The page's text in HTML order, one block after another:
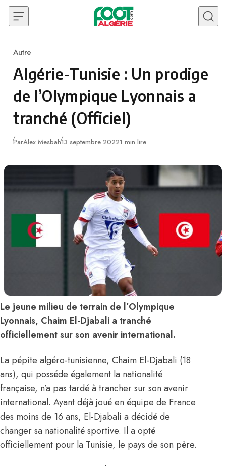
Skip to content
Category
Autre
Algérie-Tunisie : Un prodige
de l’Olympique Lyonnais a
tranché (Officiel)
ParAlex MesbahPublié
13 septembre 20221 min lire
Le jeune milieu de terrain de l’Olympique
Lyonnais, Chaim El-Djabali a tranché
officiellement sur son avenir international.
La pépite algéro-tunisienne, Chaim El-Djabali (18
ans), qui posséde également la nationalité
française, n’a pas tardé à trancher sur son avenir
international. Ayant déjà joué en équipe de France
des moins de 16 ans, El-Djabali a décidé de
changer sa nationalité sportive. Il a opté
officiellement pour la Tunisie, le pays de son père.